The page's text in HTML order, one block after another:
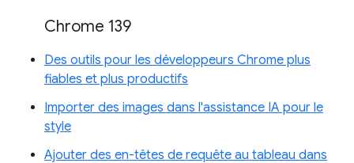
Chrome 139
Des outils pour les développeurs Chrome plus
fiables et plus productifs
Importer des images dans l'assistance IA pour le
style
Ajouter des en-têtes de requête au tableau dans